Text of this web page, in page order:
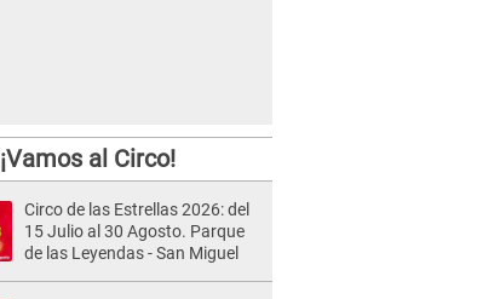
¡Vamos al Circo!
Circo de las Estrellas 2026: del
15 Julio al 30 Agosto. Parque
de las Leyendas - San Miguel